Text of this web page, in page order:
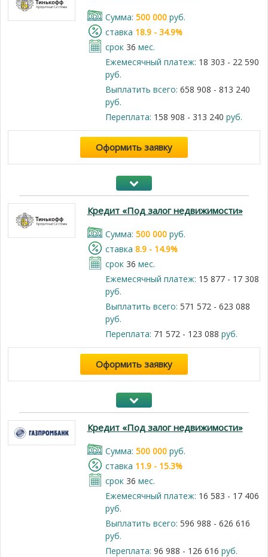
Cумма: 500 000руб.
cтавка 18.9 - 34.9%
срок 36 мес.
Ежемесячный платеж: 18 303 - 22 590
руб.
Выплатить всего: 658 908 - 813 240
руб.
Переплата: 158 908 - 313 240 руб.
Оформить заявку
Кредит «Под залог недвижимости»
Cумма: 500 000руб.
cтавка 8.9 - 14.9%
срок 36 мес.
Ежемесячный платеж: 15 877 - 17 308
руб.
Выплатить всего: 571 572 - 623 088
руб.
Переплата: 71 572 - 123 088 руб.
Оформить заявку
Кредит «Под залог недвижимости»
Cумма: 500 000руб.
cтавка 11.9 - 15.3%
срок 36 мес.
Ежемесячный платеж: 16 583 - 17 406
руб.
Выплатить всего: 596 988 - 626 616
руб.
Переплата: 96 988 - 126 616 руб.